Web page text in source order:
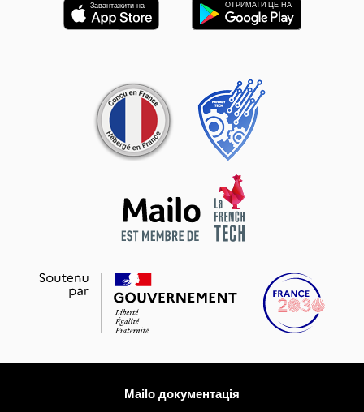
Завантажити на ОТРИМАТИ ЦЕ НА
Партнерства
Mailo документація